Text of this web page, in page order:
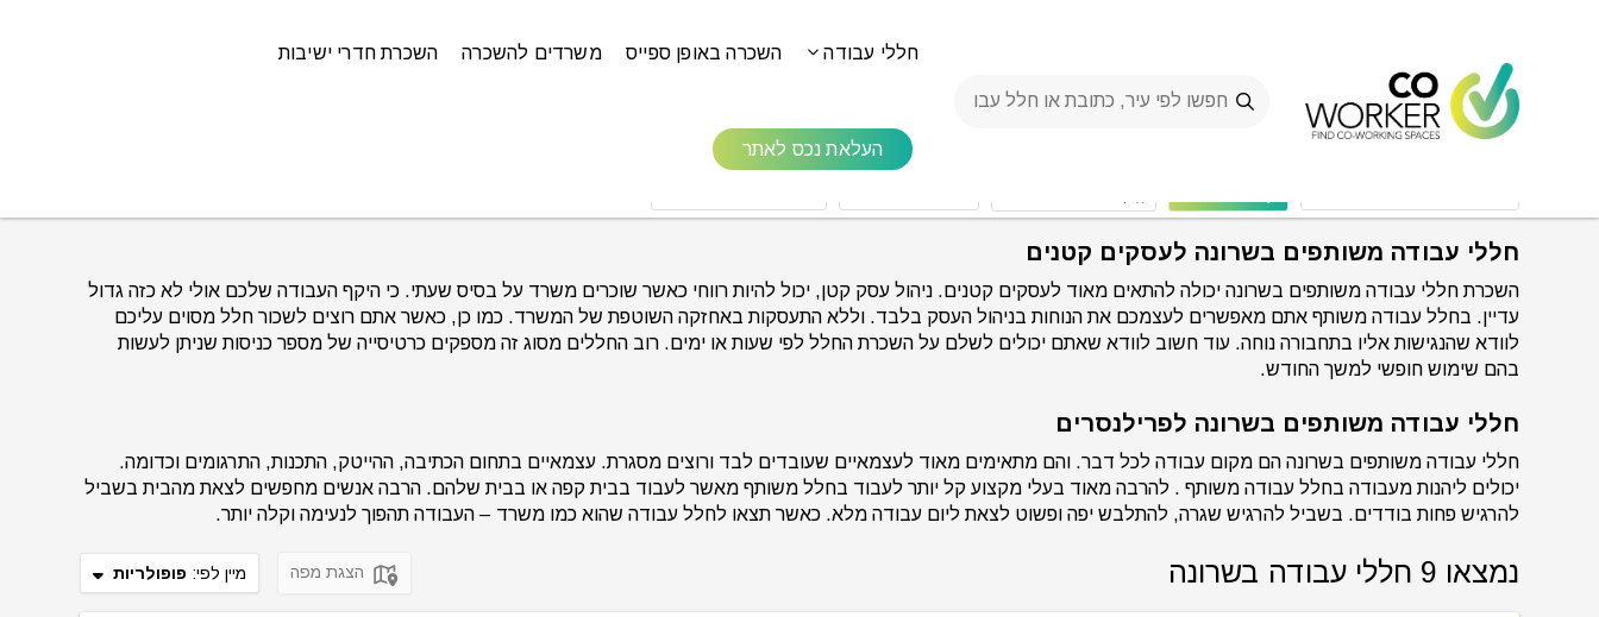
חללי עבודה השכרה באופן ספייס משרדים להשכרה השכרת חדרי ישיבות
העלאת נכס לאתר
>
Spaces
חללי עבודה בשרונה
חללי עבודה משותפים בשרונה לעסקים קטנים
השכרת חללי עבודה משותפים בשרונה יכולה להתאים מאוד לעסקים קטנים. ניהול עסק קטן, יכול להיות רווחי כאשר שוכרים משרד על בסיס שעתי. כי היקף העבודה שלכם אולי לא כזה גדול
עדיין. בחלל עבודה משותף אתם מאפשרים לעצמכם את הנוחות בניהול העסק בלבד. וללא התעסקות באחזקה השוטפת של המשרד. כמו כן, כאשר אתם רוצים לשכור חלל מסוים עליכם
לוודא שהנגישות אליו בתחבורה נוחה. עוד חשוב לוודא שאתם יכולים לשלם על השכרת החלל לפי שעות או ימים. רוב החללים מסוג זה מספקים כרטיסייה של מספר כניסות שניתן לעשות
בהם שימוש חופשי למשך החודש.
חללי עבודה משותפים בשרונה לפרילנסרים
חללי עבודה משותפים בשרונה הם מקום עבודה לכל דבר. והם מתאימים מאוד לעצמאיים שעובדים לבד ורוצים מסגרת. עצמאיים בתחום הכתיבה, ההייטק, התכנות, התרגומים וכדומה.
יכולים ליהנות מעבודה בחלל עבודה משותף . להרבה מאוד בעלי מקצוע קל יותר לעבוד בחלל משותף מאשר לעבוד בבית קפה או בבית שלהם. הרבה אנשים מחפשים לצאת מהבית בשביל
להרגיש פחות בודדים. בשביל להרגיש שגרה, להתלבש יפה ופשוט לצאת ליום עבודה מלא. כאשר תצאו לחלל עבודה שהוא כמו משרד – העבודה תהפוך לנעימה וקלה יותר.
נמצאו 9 חללי עבודה בשרונה הצגת מפה מיין לפי: פופולריות